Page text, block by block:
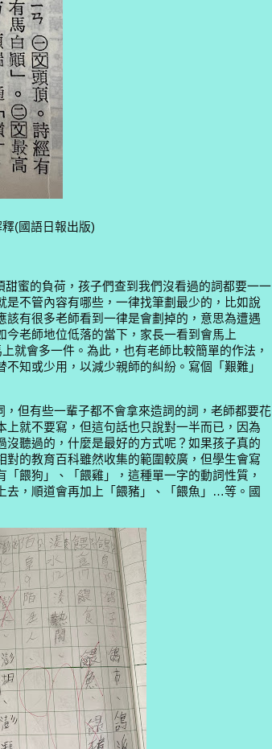
(國語日報出版)
蜜的負荷，孩子們查到我們沒看過的詞都要一一
不管內容有哪些，一律找筆劃最少的，比如說
有很多老師看到一律是會劃掉的，意思為遭遇
老師地位低落的當下，家長一看到會馬上
就會多一件。為此，也有老師比較簡單的作法，
知或少用，以減少親師的糾紛。寫個「艱難」
但有些一輩子都不會拿來造詞的詞，老師都要花
就不要寫，但這句話也只說對一半而已，因為
聽過的，什麼是最好的方式呢？如果孩子真的
的教育百科雖然收集的範圍較廣，但學生會寫
餵狗」、「餵雞」，這種單一字的動詞性質，
去，順道會再加上「餵豬」、「餵魚」…等。國